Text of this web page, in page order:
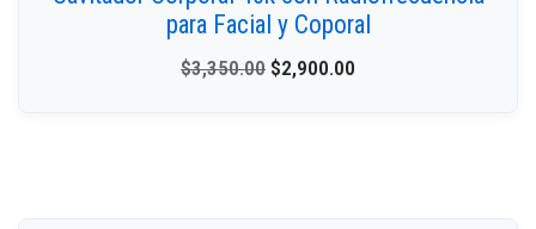
para Facial y Coporal
$3,350.00 $2,900.00